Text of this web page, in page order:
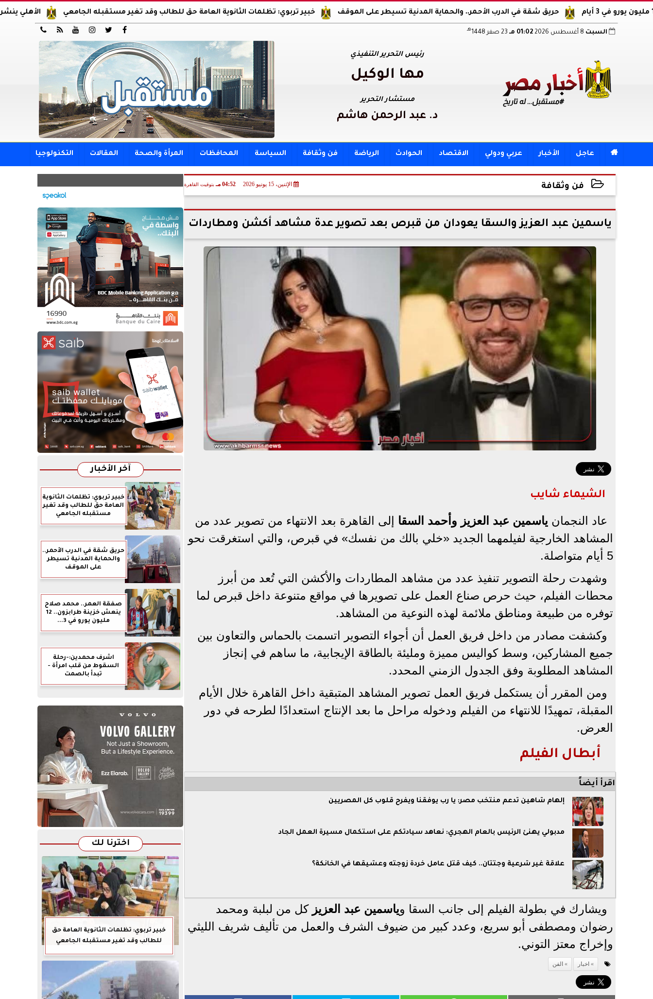
الأهلي ينشر صوراً من خبير تربوي: تظلمات الثانوية العامة حق للطالب وقد تغير مستقبله الجامعي حريق شقة في الدرب الأحمر.. والحماية المدنية تسيطر على الموقف





 السبت 01:02 مـ هـ
رئيس التحرير التنفيذي
مها الوكيل
مستشار التحرير
د. عبد الرحمن هاشم
 عاجل الأخبار عربي ودولي الاقتصاد الحوادث الرياضة فن وثقافة السياسة المحافظات المرأة والصحة المقالات التكنولوجيا
فن وثقافة الإثنين، 15 يونيو 2026 04:52 مـ بتوقيت القاهرة
2026-06-15 16:52:46
ياسمين عبد العزيز والسقا يعودان من قبرص بعد تصوير عدة مشاهد أكشن ومطاردات
الشيماء شايب
عاد النجمان ياسمين عبد العزيز وأحمد السقا إلى القاهرة بعد الانتهاء من تصوير عدد من
المشاهد الخارجية لفيلمهما الجديد «خلي بالك من نفسك» في قبرص، والتي استغرقت نحو
5 أيام متواصلة.
وشهدت رحلة التصوير تنفيذ عدد من مشاهد المطاردات والأكشن التي تُعد من أبرز
محطات الفيلم، حيث حرص صناع العمل على تصويرها في مواقع متنوعة داخل قبرص لما
توفره من طبيعة ومناطق ملائمة لهذه النوعية من المشاهد.
وكشفت مصادر من داخل فريق العمل أن أجواء التصوير اتسمت بالحماس والتعاون بين
جميع المشاركين، وسط كواليس مميزة ومليئة بالطاقة الإيجابية، ما ساهم في إنجاز
المشاهد المطلوبة وفق الجدول الزمني المحدد.
ومن المقرر أن يستكمل فريق العمل تصوير المشاهد المتبقية داخل القاهرة خلال الأيام
المقبلة، تمهيدًا للانتهاء من الفيلم ودخوله مراحل ما بعد الإنتاج استعدادًا لطرحه في دور
العرض.
أبطال الفيلم
اقرأ أيضاً
إلهام شاهين تدعم منتخب مصر: يا رب يوفقنا ويفرح قلوب كل المصريين
مدبولي يهنئ الرئيس بالعام الهجري: نعاهد سيادتكم على استكمال مسيرة العمل الجاد
علاقة غير شرعية وجثتان.. كيف قتل عامل خردة زوجته وعشيقها في الخانكة؟
ويشارك في بطولة الفيلم إلى جانب السقا وياسمين عبد العزيز كل من لبلبة ومحمد
رضوان ومصطفى أبو سريع، وعدد كبير من ضيوف الشرف والعمل من تأليف شريف الليثي
وإخراج معتز التوني.
اخبار الفن
آخر الأخبار
خبير تربوي: تظلمات الثانوية
العامة حق للطالب وقد تغير
مستقبله الجامعي
حريق شقة في الدرب الأحمر..
والحماية المدنية تسيطر
على الموقف
صفقة العمر.. محمد صلاح
ينعش خزينة طرابزون.. 12
مليون يورو في 3...
اشرف محمدين:-رحلة
السقوط من قلب امرأة -
تبدأ بالصمت
اخترنا لك
خبير تربوي: تظلمات الثانوية العامة حق
للطالب وقد تغير مستقبله الجامعي